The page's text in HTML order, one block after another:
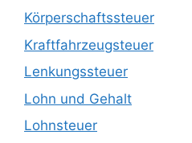
Körperschaftssteuer
Kraftfahrzeugsteuer
Lenkungssteuer
Lohn und Gehalt
Lohnsteuer